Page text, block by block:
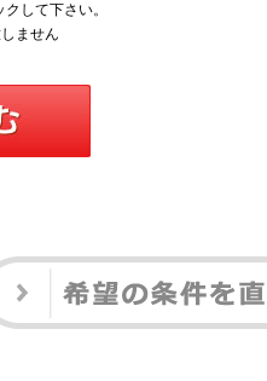
して下さい。
ません